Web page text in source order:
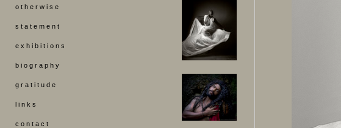
o t h e r w i s e
s t a t e m e n t
e x h i b i t i o n s
b i o g r a p h y
g r a t i t u d e
l i n k s
c o n t a c t